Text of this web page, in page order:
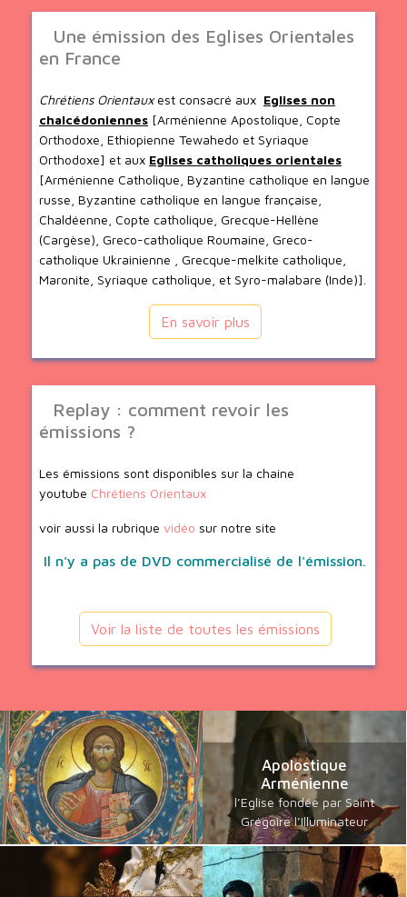
Une émission des Eglises Orientales
en France
Chrétiens Orientauxest consacré aux Eglises non
chalcédoniennes [Arménienne Apostolique, Copte
Orthodoxe, Ethiopienne Tewahedo et Syriaque
Orthodoxe] et aux Eglises catholiques orientales
[Arménienne Catholique, Byzantine catholique en langue
russe, Byzantine catholique en langue française,
Chaldéenne, Copte catholique, Grecque-Hellène
(Cargèse), Greco-catholique Roumaine, Greco-
catholique Ukrainienne , Grecque-melkite catholique,
Maronite, Syriaque catholique, et Syro-malabare (Inde)].
En savoir plus
Replay : comment revoir les
émissions ?
Les émissions sont disponibles sur la chaine
youtube Chrétiens Orientaux
voir aussi la rubrique vidéo sur notre site
Il n'y a pas de DVD commercialisé de l'émission.
Voir la liste de toutes les émissions
Apolostique
Arménienne
l’Eglise fondée par Saint
Grégoire l’Illuminateur